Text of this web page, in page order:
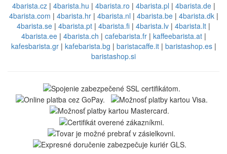
4barista.cz| 4barista.hu | 4barista.ro | 4barista.pl | 4barista.de|
4barista.com | 4barista.hr| 4barista.nl | 4barista.be| 4barista.dk|
4barista.se | 4barista.pt | 4barista.fi | 4barista.lv | 4barista.lt |
4barista.ee| 4barista.ch | cafebarista.fr| kaffeebarista.at|
kafesbarista.gr| kafebarista.bg | baristacaffe.it| baristashop.es|
baristashop.si